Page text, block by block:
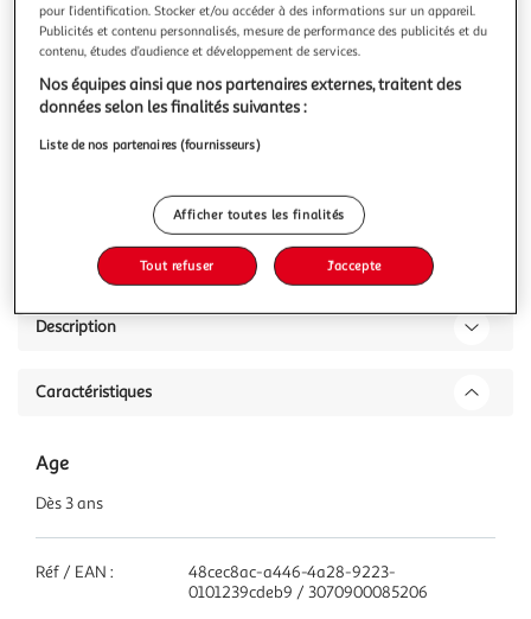
Livraison dès 6/7 jours
4,99€
Vendu parMultishop
Description
Caractéristiques
Age
Dès 3 ans
Réf / EAN :
48cec8ac-a446-4a28-9223-
0101239cdeb9 / 3070900085206
pour l’identification. Stocker et/ou accéder à des informations sur un appareil.
Publicités et contenu personnalisés, mesure de performance des publicités et du
contenu, études d’audience et développement de services.
Nos équipes ainsi que nos partenaires externes, traitent des
données selon les finalités suivantes :
Liste de nos partenaires (fournisseurs)
Afficher toutes les finalités
Tout refuser J'accepte